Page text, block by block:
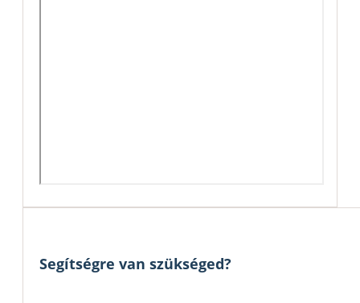
Segítségre van szükséged?